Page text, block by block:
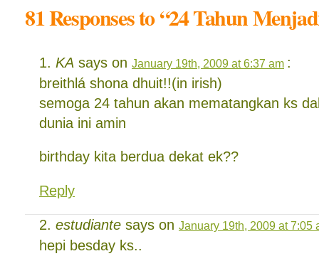
81 Responses to “24 Tahun
KA says on January 19th, 2009 at 6:37 am :
breithlá shona dhuit!!(in irish)
semoga 24 tahun akan mematangkan ks
dunia ini amin
birthday kita berdua dekat ek??
Reply
estudiante says on January 19th, 2009 at 7:05
hepi besday ks..